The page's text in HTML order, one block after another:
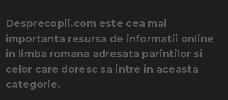
Desprecopii.com este cea mai
importanta resursa de informatii online
in limba romana adresata parintilor si
celor care doresc sa intre in aceasta
categorie.